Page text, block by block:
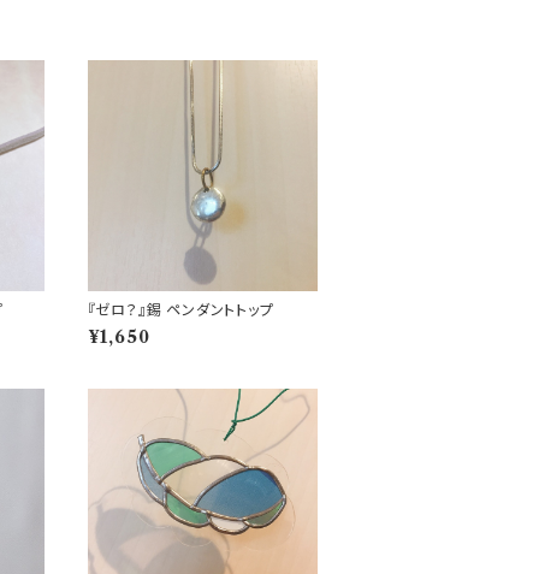
『ゼロ？』錫 ペンダントトップ
¥1,650